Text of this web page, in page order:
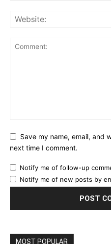
Save my name, email, and
next time I comment.
Notify me of follow-up
Notify me of new posts by
MOST POPULAR